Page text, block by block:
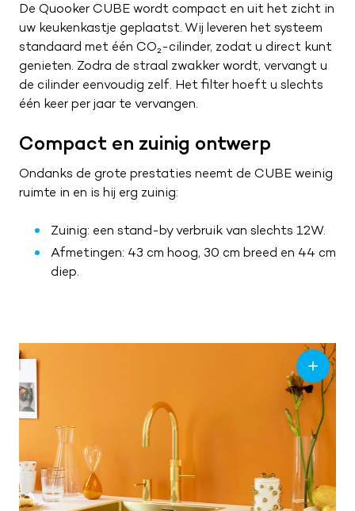
De Quooker CUBE wordt compact en uit het zicht in
uw keukenkastje geplaatst. Wij leveren het systeem
standaard met één CO₂-cilinder, zodat u direct kunt
genieten. Zodra de straal zwakker wordt, vervangt u
de cilinder eenvoudig zelf. Het filter hoeft u slechts
één keer per jaar te vervangen.
Compact en zuinig ontwerp
Ondanks de grote prestaties neemt de CUBE weinig
ruimte in en is hij erg zuinig:
Zuinig: een stand-by verbruik van slechts 12W.
Afmetingen: 43 cm hoog, 30 cm breed en 44 cm
diep.